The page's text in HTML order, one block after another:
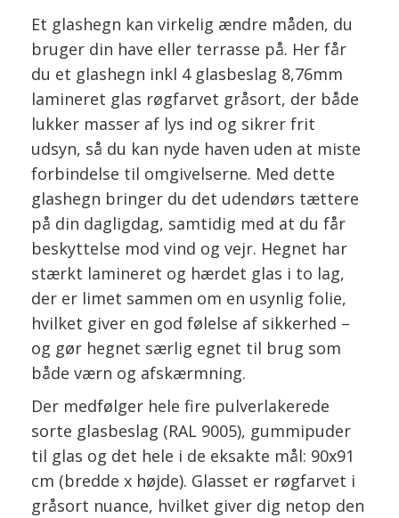
Et glashegn kan virkelig ændre måden, du
bruger din have eller terrasse på. Her får
du et glashegn inkl 4 glasbeslag 8,76mm
lamineret glas røgfarvet gråsort, der både
lukker masser af lys ind og sikrer frit
udsyn, så du kan nyde haven uden at miste
forbindelse til omgivelserne. Med dette
glashegn bringer du det udendørs tættere
på din dagligdag, samtidig med at du får
beskyttelse mod vind og vejr. Hegnet har
stærkt lamineret og hærdet glas i to lag,
der er limet sammen om en usynlig folie,
hvilket giver en god følelse af sikkerhed –
og gør hegnet særlig egnet til brug som
både værn og afskærmning.
Der medfølger hele fire pulverlakerede
sorte glasbeslag (RAL 9005), gummipuder
til glas og det hele i de eksakte mål: 90x91
cm (bredde x højde). Glasset er røgfarvet i
gråsort nuance, hvilket giver dig netop den